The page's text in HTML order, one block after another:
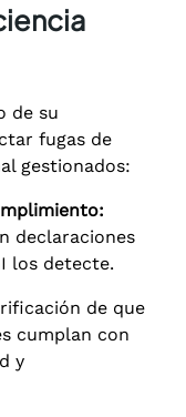
de su
fugas de
gestionados:
declaraciones
los detecte.
de que
cumplan con
y